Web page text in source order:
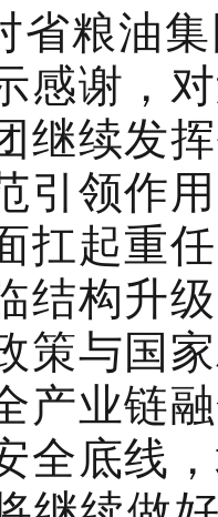
省粮油
感谢，
继续发
引领作
扛起重
结构升
策与国
产业链
全底线